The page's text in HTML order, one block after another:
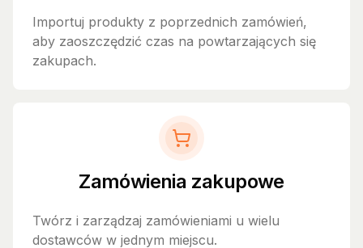
Importuj produkty z poprzednich zamówień,
aby zaoszczędzić czas na powtarzających się
zakupach.
Zamówienia zakupowe
Twórz i zarządzaj zamówieniami u wielu
dostawców w jednym miejscu.